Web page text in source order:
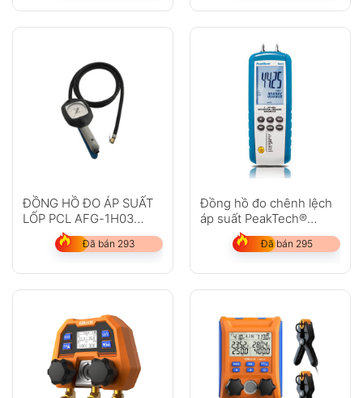
ĐỒNG HỒ ĐO ÁP SUẤT
LỐP PCL AFG-1H03
(CẦM TAY DẠNG KIM)
Đã bán 293
Đồng hồ đo chênh lệch
áp suất PeakTech®
Đã bán 295